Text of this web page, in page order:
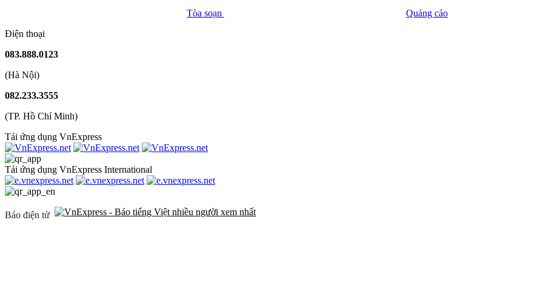
Tòa soạn
Quảng cáo
Điện thoại
083.888.0123
(Hà Nội)
082.233.3555
(TP. Hồ Chí Minh)
Tải ứng dụng VnExpress
Tải ứng dụng VnExpress International
Báo điện tử